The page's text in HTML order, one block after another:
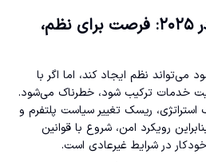
ربات‌ها و اتوماسیون در ۲۰۲۵: فرصت برای نظم،
نظم ایجاد کند، اما اگر با
خدمات ترکیب شود، خطرناک می‌شود.
استراتژی، ریسک تغییر سیاست پلتفرم و
رویکرد امن، شروع با قوانین
در شرایط غیرعادی است.